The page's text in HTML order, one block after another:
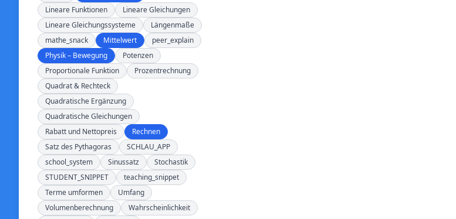
Lineare Funktionen
Lineare Gleichungen
Lineare Gleichungssysteme
Längenmaße
mathe_snack
Mittelwert
peer_explain
Physik – Bewegung
Potenzen
Proportionale Funktion
Prozentrechnung
Quadrat & Rechteck
Quadratische Ergänzung
Quadratische Gleichungen
Rabatt und Nettopreis
Rechnen
Satz des Pythagoras
SCHLAU_APP
school_system
Sinussatz
Stochastik
STUDENT_SNIPPET
teaching_snippet
Terme umformen
Umfang
Volumenberechnung
Wahrscheinlichkeit